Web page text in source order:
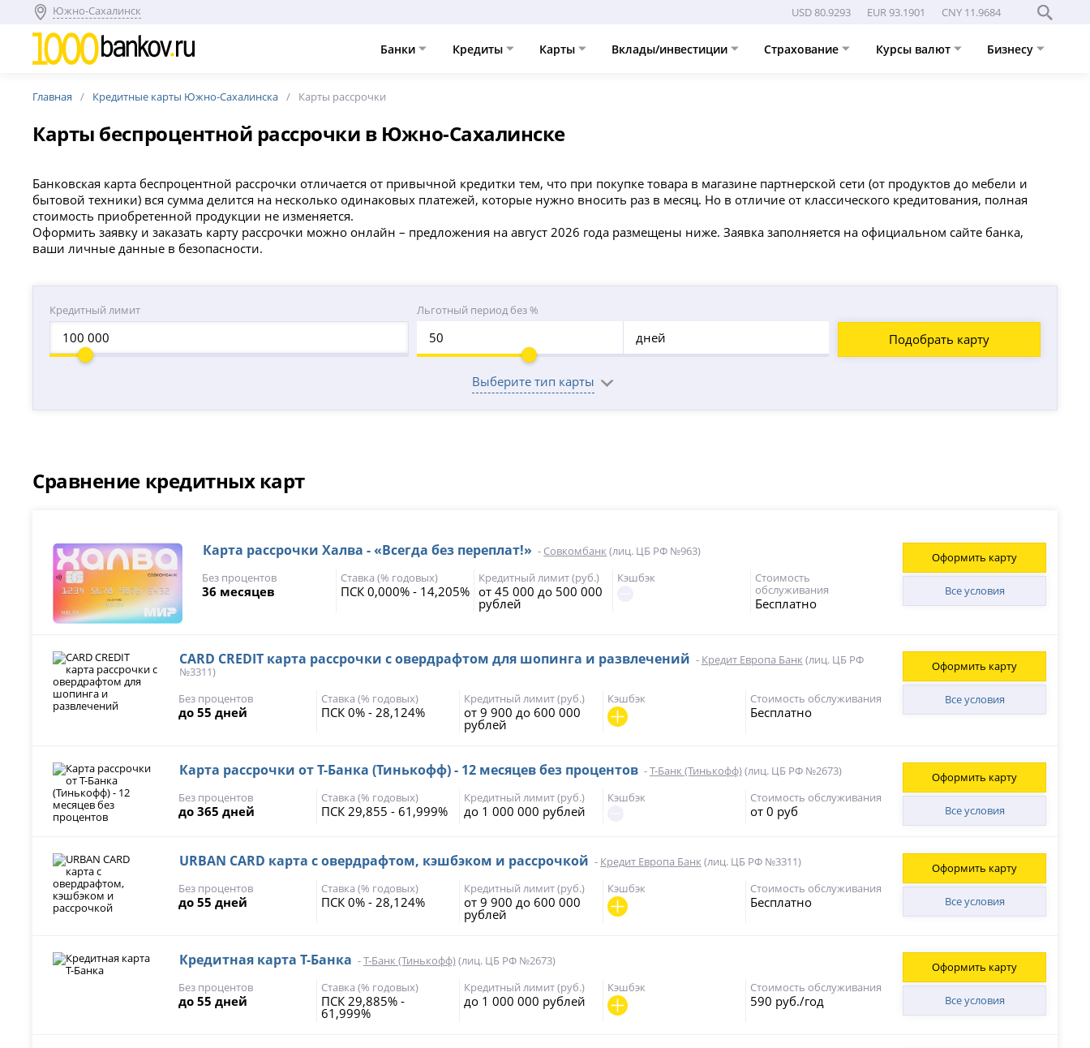
Южно-Сахалинск USD 80.9293 EUR 93.1901 CNY 11.9684
Банки Кредиты Карты Вклады/инвестиции Страхование Курсы валют Бизнесу
Главная Кредитные карты Южно-Сахалинска Карты рассрочки
Карты беспроцентной рассрочки в Южно-Сахалинске
Банковская карта беспроцентной рассрочки отличается от привычной кредитки тем, что при покупке товара в магазине партнерской сети (от продуктов до мебели и
бытовой техники) вся сумма делится на несколько одинаковых платежей, которые нужно вносить раз в месяц. Но в отличие от классического кредитования, полная
стоимость приобретенной продукции не изменяется.
Оформить заявку и заказать карту рассрочки можно онлайн – предложения на август 2026 года размещены ниже. Заявка заполняется на официальном сайте банка,
ваши личные данные в безопасности.
Кредитный лимит Льготный период без %
дней Подобрать карту
Выберите тип карты
Сравнение кредитных карт
Карта рассрочки Халва - «Всегда без переплат!» - Совкомбанк (лиц. ЦБ РФ №963)
Без процентов
36 месяцев
Ставка (% годовых)
ПСК 0,000% - 14,205%
Кредитный лимит (руб.)
от 45 000 до 500 000
рублей
Кэшбэк
Стоимость
обслуживания
Бесплатно
Все условия
Оформить карту
CARD CREDIT карта рассрочки с овердрафтом для шопинга и развлечений - Кредит Европа Банк (лиц. ЦБ РФ
№3311)
Без процентов
до 55 дней
Ставка (% годовых)
ПСК 0% - 28,124%
Кредитный лимит (руб.)
от 9 900 до 600 000
рублей
Кэшбэк Стоимость обслуживания
Бесплатно
Все условия
Оформить карту
Карта рассрочки от Т-Банка (Тинькофф) - 12 месяцев без процентов -Т-Банк (Тинькофф)(лиц. ЦБ РФ №2673)
Без процентов
до 365 дней
Ставка (% годовых)
ПСК 29,855 - 61,999%
Кредитный лимит (руб.)
до 1 000 000 рублей
Кэшбэк Стоимость обслуживания
от 0 руб Все условия
Оформить карту
URBAN CARD карта с овердрафтом, кэшбэком и рассрочкой - Кредит Европа Банк (лиц. ЦБ РФ №3311)
Без процентов
до 55 дней
Ставка (% годовых)
ПСК 0% - 28,124%
Кредитный лимит (руб.)
от 9 900 до 600 000
рублей
Кэшбэк Стоимость обслуживания
Бесплатно Все условия
Оформить карту
Кредитная карта Т-Банка -Т-Банк (Тинькофф)(лиц. ЦБ РФ №2673)
Без процентов
до 55 дней
Ставка (% годовых)
ПСК 29,885% -
61,999%
Кредитный лимит (руб.)
до 1 000 000 рублей
Кэшбэк Стоимость обслуживания
590 руб./год Все условия
Оформить карту